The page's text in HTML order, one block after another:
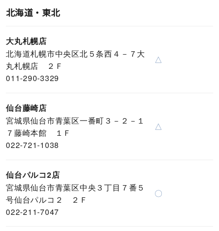
北海道・東北
大丸札幌店
北海道札幌市中央区北５条西４－７大
丸札幌店 ２Ｆ
011-290-3329
△
仙台藤崎店
宮城県仙台市青葉区一番町３－２－１
７藤崎本館 １Ｆ
022-721-1038
△
仙台パルコ2店
宮城県仙台市青葉区中央３丁目７番５
号仙台パルコ２ ２Ｆ
022-211-7047
〇